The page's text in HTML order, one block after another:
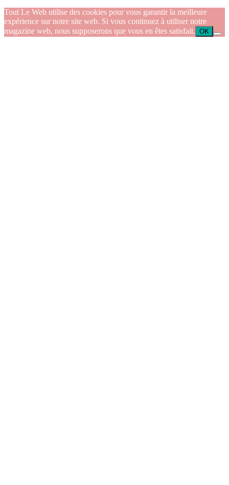
Tout Le Web utilise des cookies pour vous garantir la meilleure
expérience sur notre site web. Si vous continuez à utiliser notre
magazine web, nous supposerons que vous en êtes satisfait. OK